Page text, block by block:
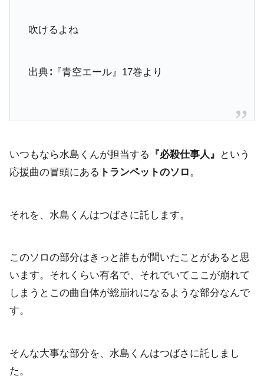
吹けるよね
出典∶『青空エール』17巻より
いつもなら水島くんが担当する 『必殺仕事人』
という
応援曲の冒頭にある トランペットのソロ。
それを、水島くんはつばさに託します。
このソロの部分はきっと誰もが聞いたことがあると思
います。それくらい有名で、それでいてここが崩れて
しまうとこの曲自体が総崩れになるような部分なんで
す。
そんな大事な部分を、水島くんはつばさに託しまし
た。